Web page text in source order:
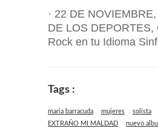
· 22 DE
DE LOS DEPORTES,
Rock en tu Idioma
Tags :
maria barracuda mujeres
solista
EXTRAÑO MI MALDAD
nuevo